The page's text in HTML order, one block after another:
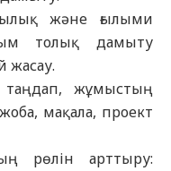
және ғылыми
толық дамыту
жасау.
жұмыстың
мақала, проект
рөлін арттыру: